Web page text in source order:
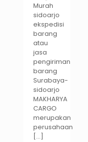
Murah
sidoarjo
ekspedisi
barang
atau
jasa
pengiriman
barang
Surabaya-
sidoarjo
MAKHARYA
CARGO
merupakan
perusahaan
[…]